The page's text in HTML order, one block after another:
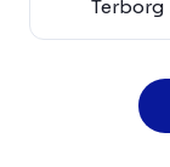
Terborg